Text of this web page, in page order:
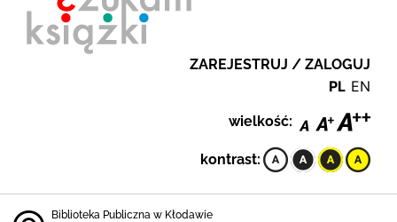
ZAREJESTRUJ / ZALOGUJ
PL EN
wielkość:
kontrast:
Biblioteka Publiczna w Kłodawie